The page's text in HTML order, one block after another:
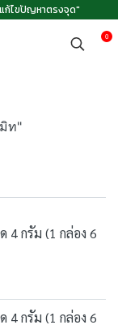
ก้ไขปัญหาตรงจุด"
0
ท"
4 กรัม (1 กล่อง 6
4 กรัม (1 กล่อง 6